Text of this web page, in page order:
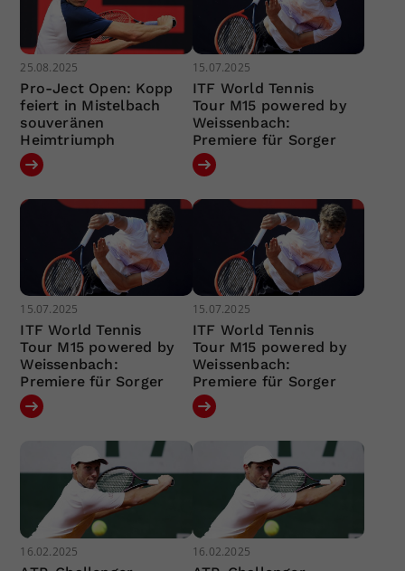
25.08.2025
Pro-Ject Open: Kopp
feiert in Mistelbach
souveränen
Heimtriumph
15.07.2025
ITF World Tennis
Tour M15 powered by
Weissenbach:
Premiere für Sorger
15.07.2025
ITF World Tennis
Tour M15 powered by
Weissenbach:
Premiere für Sorger
15.07.2025
ITF World Tennis
Tour M15 powered by
Weissenbach:
Premiere für Sorger
16.02.2025 16.02.2025